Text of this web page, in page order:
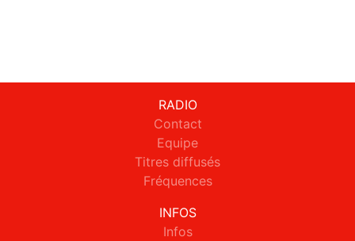
RADIO
Contact
Equipe
Titres diffusés
Fréquences
INFOS
Infos